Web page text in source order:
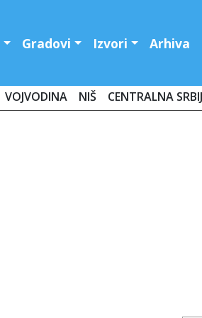
Gradovi Izvori Arhiva
VOJVODINA NIŠ CENTRALNA